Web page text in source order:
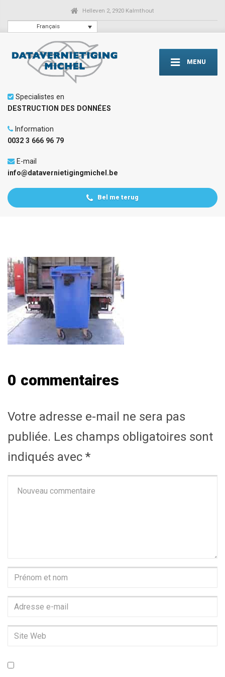
Helleven 2, 2920 Kalmthout
Français
MENU
Specialistes en
DESTRUCTION DES DONNÉES
Information
0032 3 666 96 79
E-mail
info@datavernietigingmichel.be
Bel me terug
0 commentaires
Votre adresse e-mail ne sera pas
publiée. Les champs obligatoires sont
indiqués avec *
Votre
Prénom
et
Adresse
e-
*
Site